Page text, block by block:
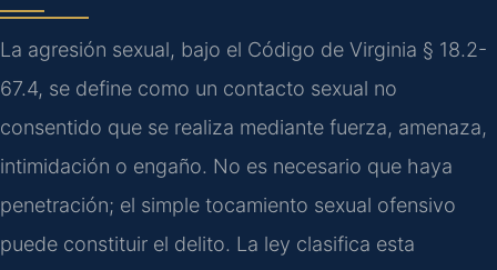
La agresión sexual, bajo el Código de Virginia § 18.2-
67.4, se define como un contacto sexual no
consentido que se realiza mediante fuerza, amenaza,
intimidación o engaño. No es necesario que haya
penetración; el simple tocamiento sexual ofensivo
puede constituir el delito. La ley clasifica esta